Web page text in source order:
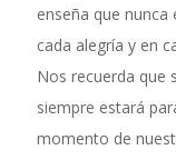
enseña que
cada alegría y en
Nos recuerda que
siempre estará
momento de